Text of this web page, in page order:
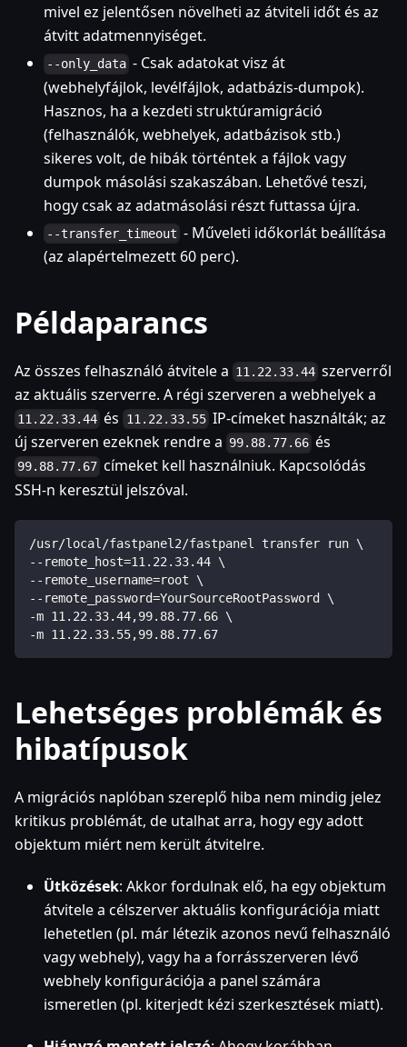
mivel ez jelentősen növelheti az átviteli időt és az
átvitt adatmennyiséget.
--only_data - Csak adatokat visz át
(webhelyfájlok, levélfájlok, adatbázis-dumpok).
Hasznos, ha a kezdeti struktúramigráció
(felhasználók, webhelyek, adatbázisok stb.)
sikeres volt, de hibák történtek a fájlok vagy
dumpok másolási szakaszában. Lehetővé teszi,
hogy csak az adatmásolási részt futtassa újra.
--transfer_timeout - Műveleti időkorlát beállítása
(az alapértelmezett 60 perc).
Példaparancs
Az összes felhasználó átvitele a 11.22.33.44 szerverről
az aktuális szerverre. A régi szerveren a webhelyek a
11.22.33.44 és 11.22.33.55 IP-címeket használták; az
új szerveren ezeknek rendre a 99.88.77.66 és
99.88.77.67 címeket kell használniuk. Kapcsolódás
SSH-n keresztül jelszóval.
/usr/local/fastpanel2/fastpanel transfer run \
--remote_host=11.22.33.44 \
--remote_username=root \
--remote_password=YourSourceRootPassword \
-m 11.22.33.44,99.88.77.66 \
-m 11.22.33.55,99.88.77.67
Lehetséges problémák és
hibatípusok
A migrációs naplóban szereplő hiba nem mindig jelez
kritikus problémát, de utalhat arra, hogy egy adott
objektum miért nem került átvitelre.
Ütközések: Akkor fordulnak elő, ha egy objektum
átvitele a célszerver aktuális konfigurációja miatt
lehetetlen (pl. már létezik azonos nevű felhasználó
vagy webhely), vagy ha a forrásszerveren lévő
webhely konfigurációja a panel számára
ismeretlen (pl. kiterjedt kézi szerkesztések miatt).